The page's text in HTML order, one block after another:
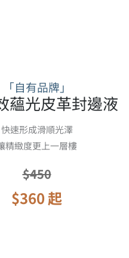
「自有品牌」
蘊光皮革封邊液
快速形成滑順光澤
精緻度更上一層樓
$450
$360 起